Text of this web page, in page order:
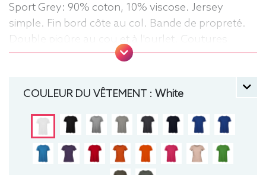
Sport Grey: 90% coton, 10% viscose. Jersey
simple. Fin bord côte au col. Bande de propreté.
Double piqûre au cou et à l'ourlet. Coutures
latérales. Surface très lisse. Tee-shirt,
Organic, B&C
COULEUR DU VÊTEMENT : White